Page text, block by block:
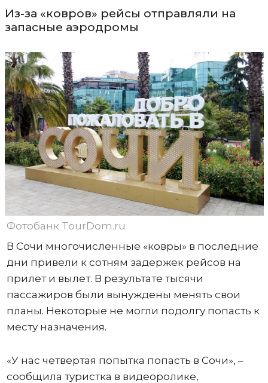
Из-за «ковров» рейсы отправляли на
запасные аэродромы
Фотобанк TourDom.ru
В Сочи многочисленные «ковры» в последние
дни привели к сотням задержек рейсов на
прилет и вылет. В результате тысячи
пассажиров были вынуждены менять свои
планы. Некоторые не могли подолгу попасть к
месту назначения.
«У нас четвертая попытка попасть в Сочи», –
сообщила туристка в видеоролике,